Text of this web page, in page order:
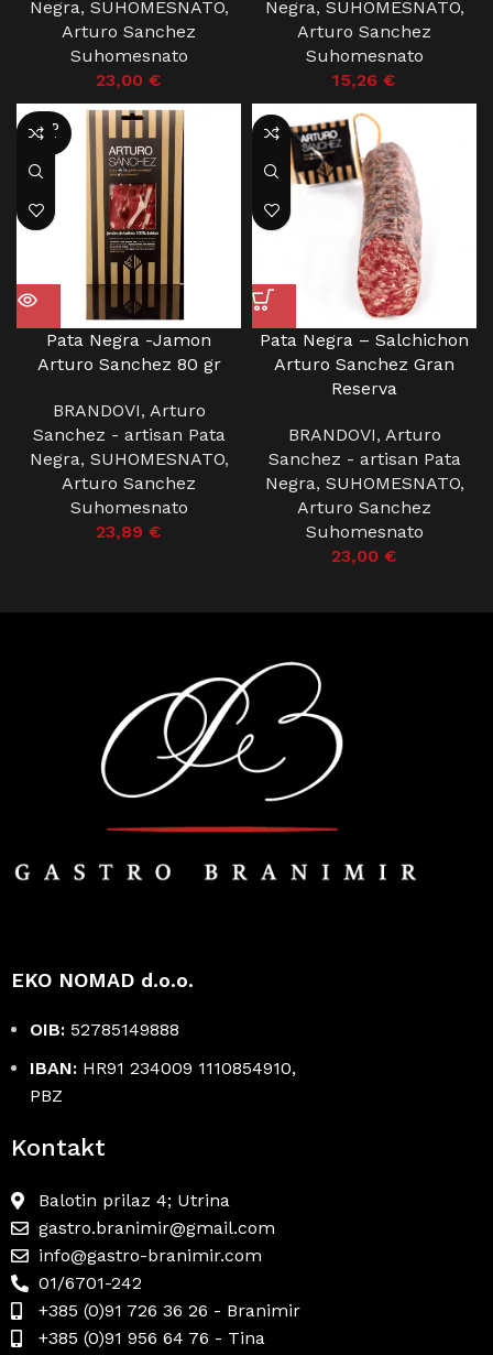
Negra, SUHOMESNATO,
Arturo Sanchez
Suhomesnato
23,00 €
Negra, SUHOMESNATO,
Arturo Sanchez
Suhomesnato
15,26 €
SOLD
OUT
Pata Negra -Jamon
Arturo Sanchez 80 gr
BRANDOVI, Arturo
Sanchez - artisan Pata
Negra, SUHOMESNATO,
Arturo Sanchez
Suhomesnato
23,89 €
Pata Negra – Salchichon
Arturo Sanchez Gran
Reserva
BRANDOVI, Arturo
Sanchez - artisan Pata
Negra, SUHOMESNATO,
Arturo Sanchez
Suhomesnato
23,00 €
EKO NOMAD d.o.o.
OIB: 52785149888
IBAN: HR91 234009 1110854910,
PBZ
Kontakt
Balotin prilaz 4; Utrina
gastro.branimir@gmail.com
info@gastro-branimir.com
01/6701-242
+385 (0)91 726 36 26 - Branimir
+385 (0)91 956 64 76 - Tina